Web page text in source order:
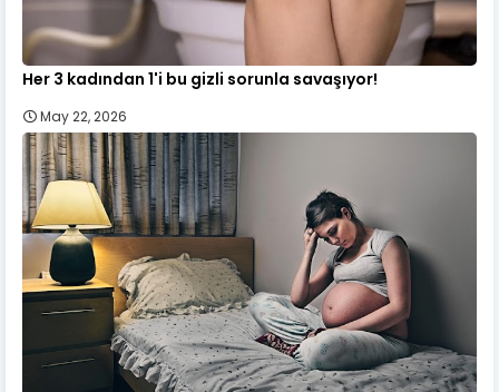
Her 3 kadından 1'i bu gizli sorunla savaşıyor!
May 22, 2026